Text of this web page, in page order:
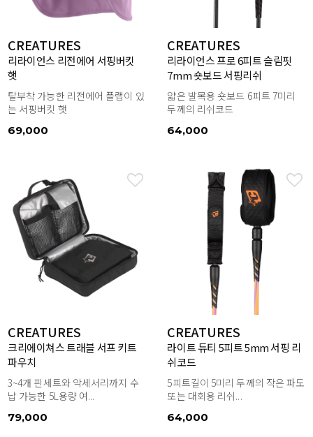
CREATURES
리라이언스 리전에어 서핑버킷
햇
탈부착 가능한 리전에어 플랩이 있
는 서핑버킷 햇
69,000
CREATURES
리라이언스 프로 6피트 슬림핏
7mm 숏보드 서핑리쉬
얇은 발목용 숏보드 6피트 7미리
두께의 리쉬코드
64,000
CREATURES
크리에이쳐스 트래블 서프 키트
파우치
3~4개 핀세트와 악세서리까지 수
납 가능한 5L용량 여...
79,000
CREATURES
라이트 듀티 5피트 5mm 서핑 리
쉬코드
5피트길이 5미리 두께의 작은 파도
또는 대회용 리쉬...
64,000